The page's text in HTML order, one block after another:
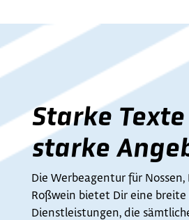
Starke
starke
Die Werbeagentur für Nossen,
Roßwein bietet Dir eine
Dienstleistungen, die